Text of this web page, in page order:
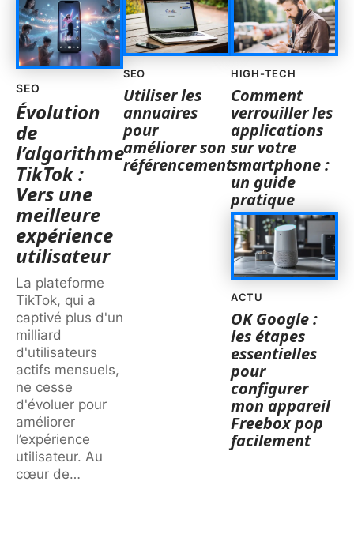
SEO
Évolution
de
l’algorithme
TikTok :
Vers une
meilleure
expérience
utilisateur
La plateforme
TikTok, qui a
captivé plus d'un
milliard
d'utilisateurs
actifs mensuels,
ne cesse
d'évoluer pour
améliorer
l’expérience
utilisateur. Au
cœur de…
SEO
Utiliser les
annuaires
pour
améliorer son
référencement
HIGH-TECH
Comment
verrouiller les
applications
sur votre
smartphone :
un guide
pratique
ACTU
OK Google :
les étapes
essentielles
pour
configurer
mon appareil
Freebox pop
facilement